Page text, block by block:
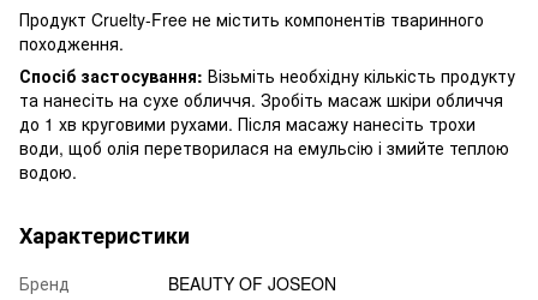
Продукт Cruelty-Free не містить компонентів тваринного
походження.
Спосіб застосування: Візьміть необхідну кількість продукту
та нанесіть на сухе обличчя. Зробіть масаж шкіри обличчя
до 1 хв круговими рухами. Після масажу нанесіть трохи
води, щоб олія перетворилася на емульсію і змийте теплою
водою.
Характеристики
Бренд
BEAUTY OF JOSEON